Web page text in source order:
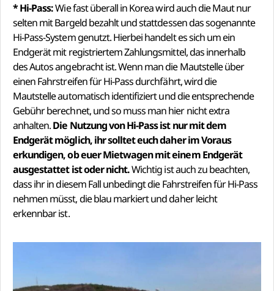
* Hi-Pass:Wie fast überall in Korea wird auch die Maut nur
selten mit Bargeld bezahlt und stattdessen das sogenannte
Hi-Pass-System genutzt. Hierbei handelt es sich um ein
Endgerät mit registriertem Zahlungsmittel, das innerhalb
des Autos angebracht ist. Wenn man die Mautstelle über
einen Fahrstreifen für Hi-Pass durchfährt, wird die
Mautstelle automatisch identifiziert und die entsprechende
Gebühr berechnet, und so muss man hier nicht extra
anhalten.Die Nutzung von Hi-Pass ist nur mit dem
Endgerät möglich, ihr solltet euch daher im Voraus
erkundigen, ob euer Mietwagen mit einem Endgerät
ausgestattet ist oder nicht.Wichtig ist auch zu beachten,
dass ihr in diesem Fall unbedingt die Fahrstreifen für Hi-Pass
nehmen müsst, die blau markiert und daher leicht
erkennbar ist.